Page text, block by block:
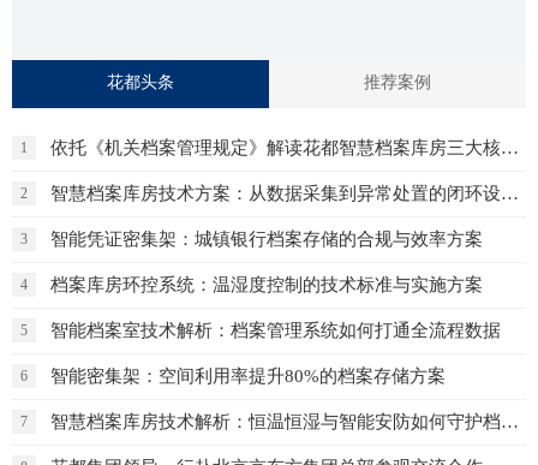
花都头条 推荐案例
1 依托《机关档案管理规定》解读花都智慧档案库房三大核心保障体系
2 智慧档案库房技术方案：从数据采集到异常处置的闭环设计
3 智能凭证密集架：城镇银行档案存储的合规与效率方案
4 档案库房环控系统：温湿度控制的技术标准与实施方案
5 智能档案室技术解析：档案管理系统如何打通全流程数据
6 智能密集架：空间利用率提升80%的档案存储方案
7 智慧档案库房技术解析：恒温恒湿与智能安防如何守护档案安全